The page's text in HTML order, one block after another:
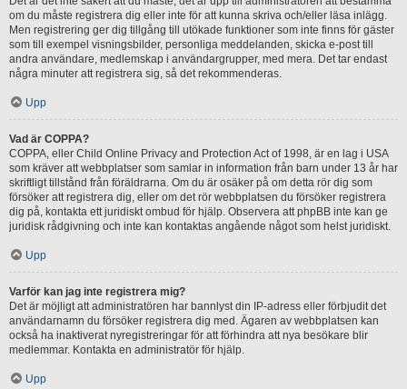
om du måste registrera dig eller inte för att kunna skriva och/eller läsa inlägg.
Men registrering ger dig tillgång till utökade funktioner som inte finns för gäster
som till exempel visningsbilder, personliga meddelanden, skicka e-post till
andra användare, medlemskap i användargrupper, med mera. Det tar endast
några minuter att registrera sig, så det rekommenderas.
Upp
Vad är COPPA?
COPPA, eller Child Online Privacy and Protection Act of 1998, är en lag i USA
som kräver att webbplatser som samlar in information från barn under 13 år har
skriftligt tillstånd från föräldrarna. Om du är osäker på om detta rör dig som
försöker att registrera dig, eller om det rör webbplatsen du försöker registrera
dig på, kontakta ett juridiskt ombud för hjälp. Observera att phpBB inte kan ge
juridisk rådgivning och inte kan kontaktas angående något som helst juridiskt.
Upp
Varför kan jag inte registrera mig?
Det är möjligt att administratören har bannlyst din IP-adress eller förbjudit det
användarnamn du försöker registrera dig med. Ägaren av webbplatsen kan
också ha inaktiverat nyregistreringar för att förhindra att nya besökare blir
medlemmar. Kontakta en administratör för hjälp.
Upp